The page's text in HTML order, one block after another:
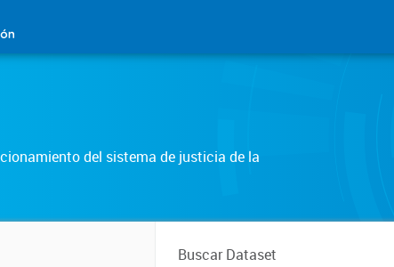
del sistema de justicia de la